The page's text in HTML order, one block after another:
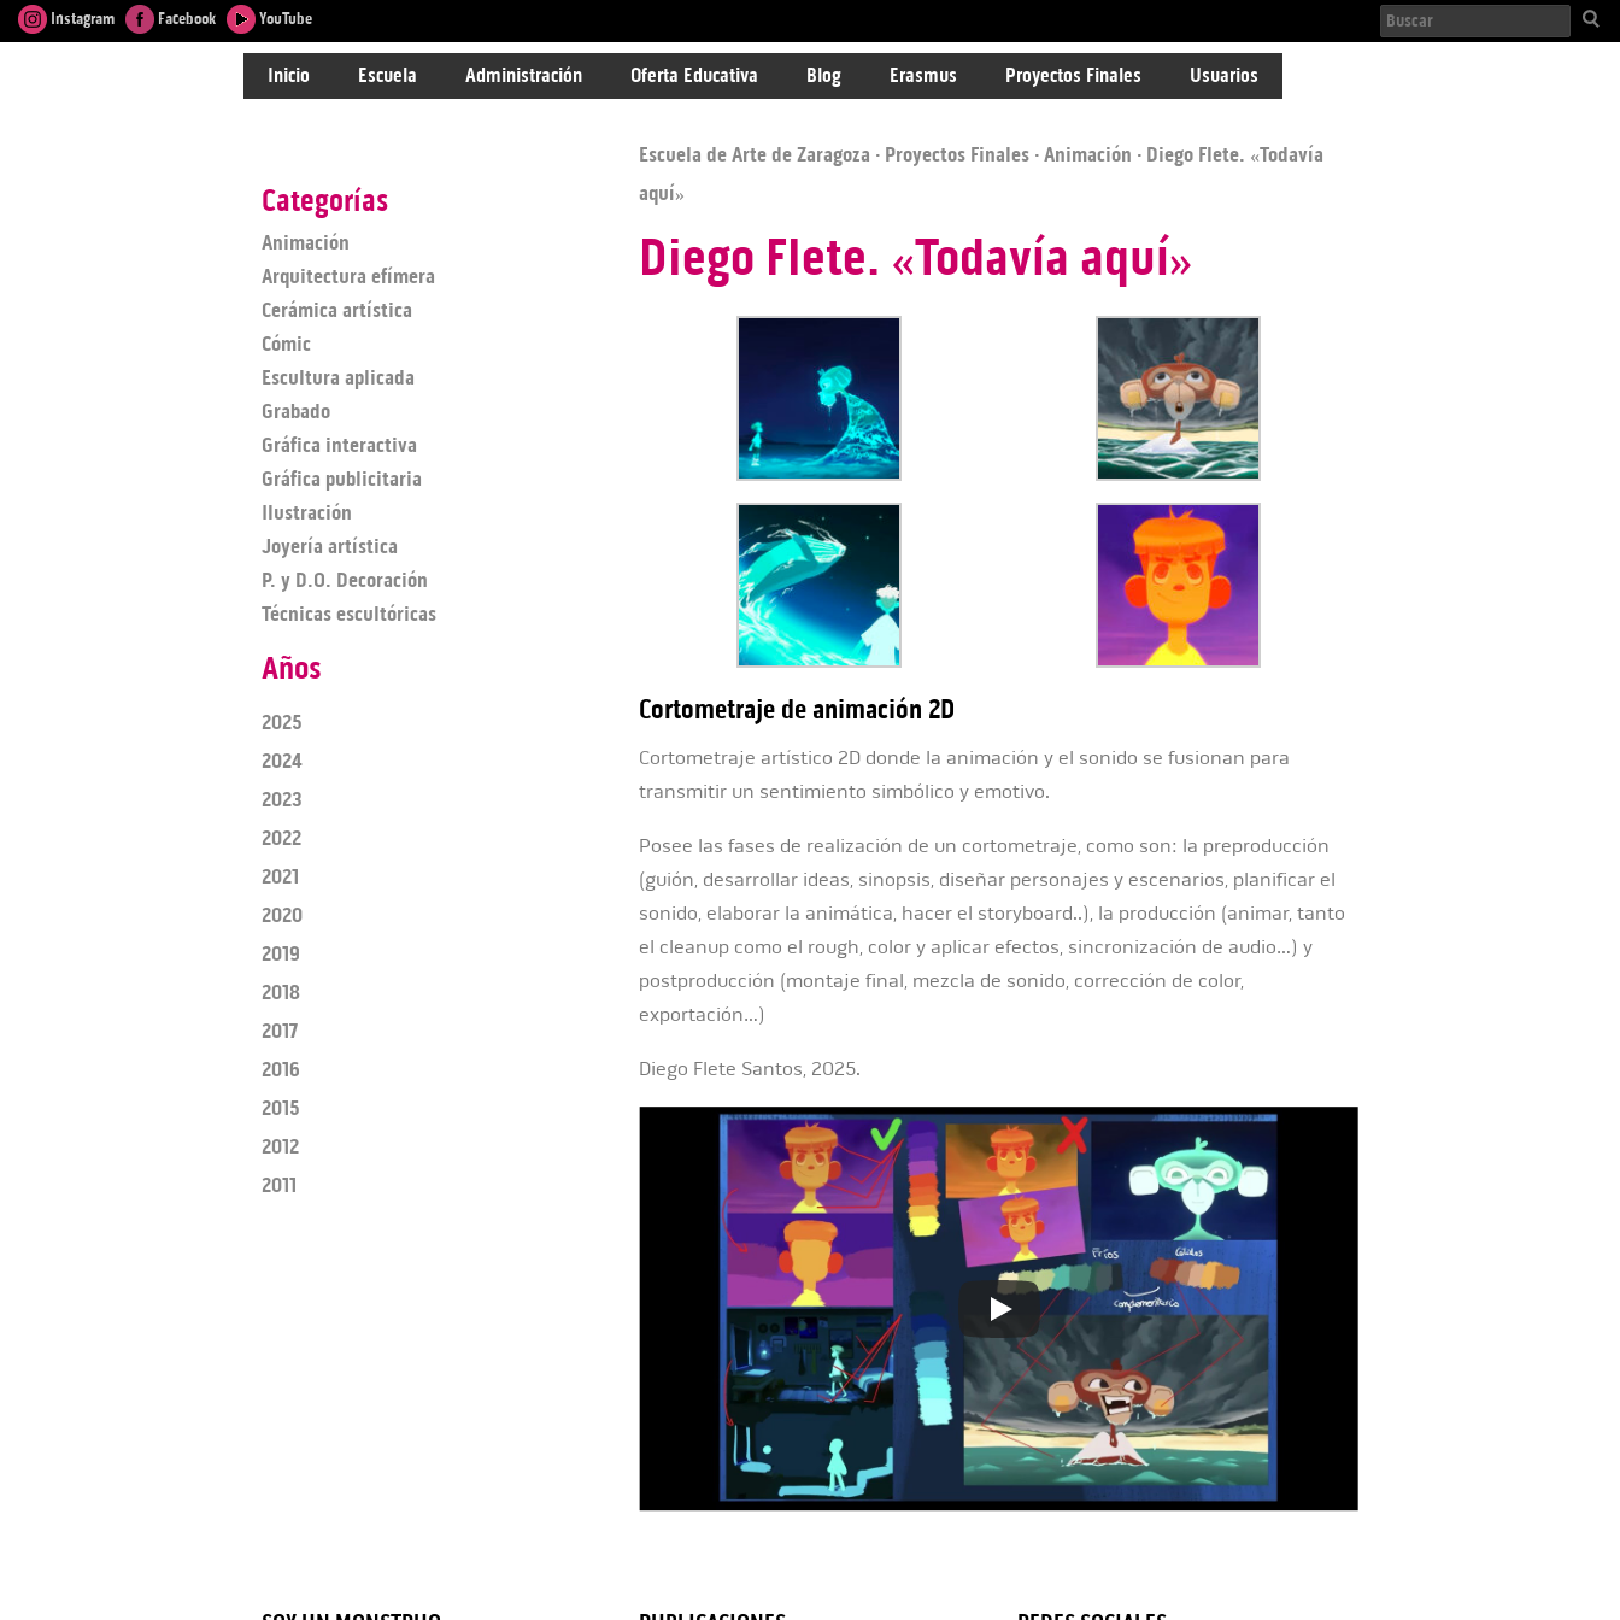
Instagram Facebook YouTube
Inicio Escuela Administración Oferta Educativa Blog Erasmus Proyectos Finales Usuarios
Escuela de Arte de Zaragoza · Proyectos Finales ·Animación · Diego Flete. «Todavía
aquí»
Diego Flete. «Todavía aquí»
Cortometraje de animación 2D
Cortometraje artístico 2D donde la animación y el sonido se fusionan para
transmitir un sentimiento simbólico y emotivo.
Posee las fases de realización de un cortometraje, como son: la preproducción
(guión, desarrollar ideas, sinopsis, diseñar personajes y escenarios, planificar el
sonido, elaborar la animática, hacer el storyboard..), la producción (animar, tanto
el cleanup como el rough, color y aplicar efectos, sincronización de audio…) y
postproducción (montaje final, mezcla de sonido, corrección de color,
exportación…)
Diego Flete Santos, 2025.
Categorías
Animación
Arquitectura efímera
Cerámica artística
Cómic
Escultura aplicada
Grabado
Gráfica interactiva
Gráfica publicitaria
Ilustración
Joyería artística
P. y D.O. Decoración
Técnicas escultóricas
Años
2025
2024
2023
2022
2021
2020
2019
2018
2017
2016
2015
2012
2011